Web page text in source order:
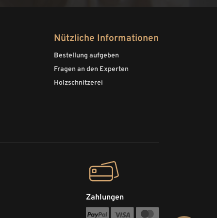
Nützliche Informationen
Bestellung aufgeben
Fragen an den Experten
Holzschnitzerei
Zahlungen